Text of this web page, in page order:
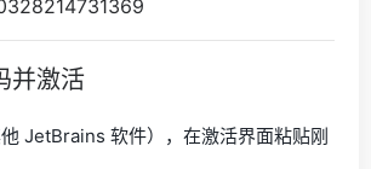
并激活
JetBrains 软件），在激活界面粘贴刚